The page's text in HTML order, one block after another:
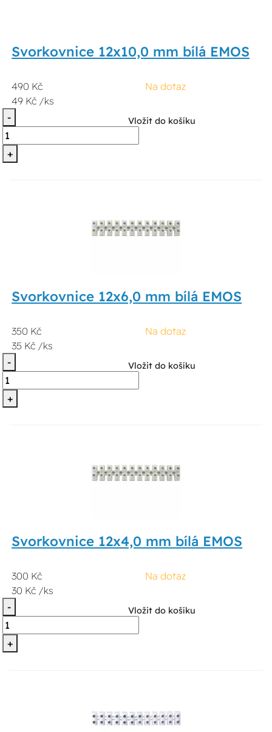
Svorkovnice 12x10,0 mm bílá EMOS
490 Kč
49 Kč /ks
Na dotaz
-
+
Vložit do košíku
Svorkovnice 12x6,0 mm bílá EMOS
350 Kč
35 Kč /ks
Na dotaz
-
+
Vložit do košíku
Svorkovnice 12x4,0 mm bílá EMOS
300 Kč
30 Kč /ks
Na dotaz
-
+
Vložit do košíku